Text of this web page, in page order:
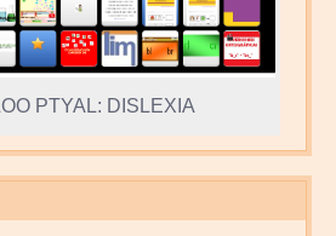
PTYAL: DISLEXIA